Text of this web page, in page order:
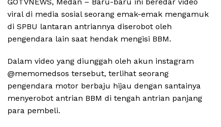
viral di media sosial seorang emak-emak mengamuk
di SPBU lantaran antriannya diserobot oleh
pengendara lain saat hendak mengisi BBM.
Dalam video yang diunggah oleh akun instagram
@memomedsos tersebut, terlihat seorang
pengendara motor berbaju hijau dengan santainya
menyerobot antrian BBM di tengah antrian panjang
para pembeli.